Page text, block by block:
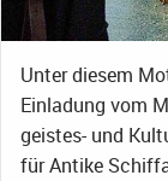
Unter diesem
Einladung vom
geistes- und
für Antike